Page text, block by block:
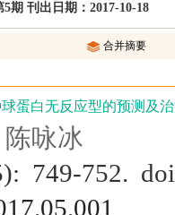
5期 刊出日期：2017-10-18
合并摘要
蛋白无反应型的预测及
咏冰
749-752.